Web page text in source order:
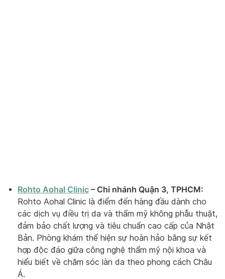
Rohto Aohal Clinic – Chi nhánh Quận 3, TPHCM:
Rohto Aohal Clinic là điểm đến hàng đầu dành cho
các dịch vụ điều trị da và thẩm mỹ không phẫu thuật,
đảm bảo chất lượng và tiêu chuẩn cao cấp của Nhật
Bản. Phòng khám thể hiện sự hoàn hảo bằng sự kết
hợp độc đáo giữa công nghệ thẩm mỹ nội khoa và
hiểu biết về chăm sóc làn da theo phong cách Châu
Á.